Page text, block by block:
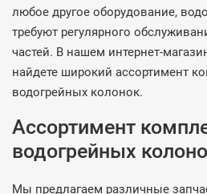
любое другое оборудование,
требуют регулярного
частей. В нашем интернет-
найдете широкий ассортимент
водогрейных колонок.
Ассортимент
водогрейных
Мы предлагаем различные